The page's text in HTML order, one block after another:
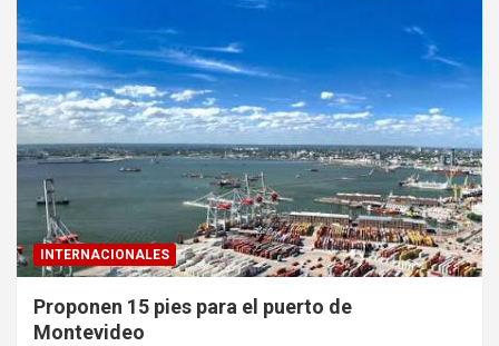
INTERNACIONALES
Proponen 15 pies para el puerto de
Montevideo